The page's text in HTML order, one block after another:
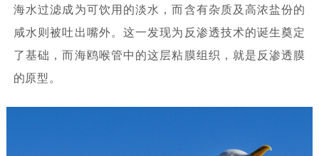
海水过滤成为可饮用的淡水，而含有杂质及高浓盐份的
咸水则被吐出嘴外。这一发现为反渗透技术的诞生奠定
了基础，而海鸥喉管中的这层粘膜组织，就是反渗透膜
的原型。